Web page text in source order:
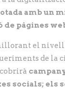
amb un
de pàgines
el
de la
socials; els